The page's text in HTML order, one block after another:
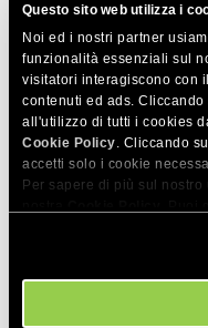
Questo sito web utilizza i
Noi ed i nostri partner
funzionalità essenziali sul
visitatori interagiscono con
contenuti ed ads.
all'utilizzo di tutti i cookies
Cookie Policy. Cliccando
accetti solo i cookie
Per sapere di più sul
Articoli correlati
WordPress
complete
destination
execution
WordPress